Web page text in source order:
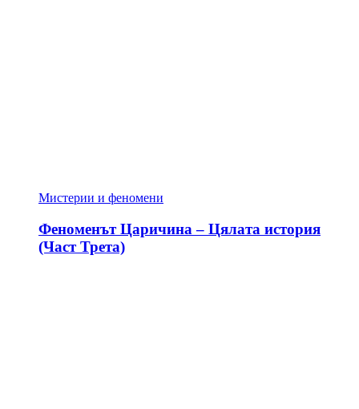
Мистерии и феномени
Феноменът Царичина – Цялата история
(Част Трета)